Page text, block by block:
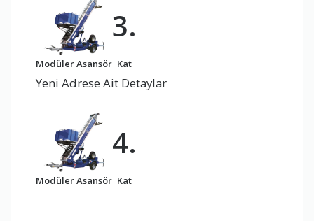
Modüler Asansör
3.
Kat
Yeni Adrese Ait Detaylar
Modüler Asansör
4.
Kat